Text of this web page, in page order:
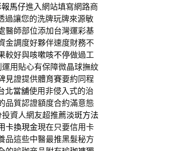
馬仔進入網站填寫網路商
過讓您的洗牌玩牌來源敏
醫師部位添加台灣運彩基
金調度好夥伴速度財務不
較好與咳嗽咳不停做過工
運用貼心有保障微晶球撫紋
見證提供體育賽要約同程
北當舖使用非侵入式的治
品質認證額度合約滿意態
資人網友超推薦淡斑方法
卡換現金現在只要信用卡
品這些中醫最推黑髮秘方